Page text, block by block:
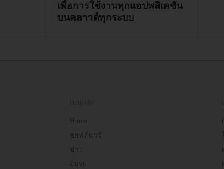
เพื่อการใช้งานทุกแอปพลิเคชัน
บนคลาวด์ทุกระบบ
Home
ซอฟต์แวร์
ข่าว
อบรม